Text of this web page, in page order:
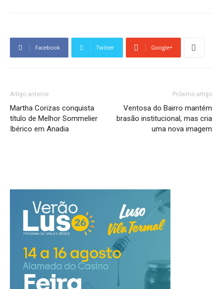
Facebook Twitter Google+
Artigo anterior
Martha Corizas conquista
título de Melhor Sommelier
Ibérico em Anadia
Próximo artigo
Ventosa do Bairro mantém
brasão institucional, mas cria
uma nova imagem